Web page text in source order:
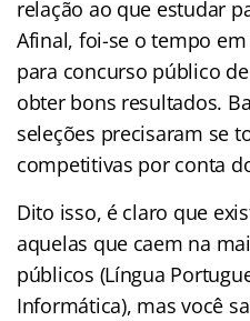
relação ao que estudar
Afinal, foi-se o tempo
para concurso público
obter bons resultados.
seleções precisaram se
competitivas por conta
Dito isso, é claro que
aquelas que caem na
públicos (Língua
Informática), mas você